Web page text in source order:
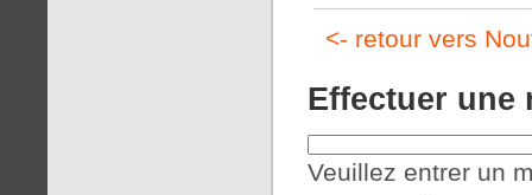
<- retour vers
Effectuer une
Veuillez entrer un